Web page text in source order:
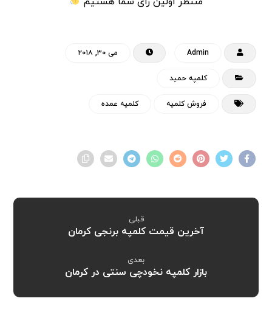
Admin می ۳۰, ۲۰۱۸
کلمپه حمید
فروش کلمپه کلمپه عمده
قبلی
آخرین قیمت کلمپه برنجی کرمان
بعدی
بازار کلمپه نخودچی سنتی در کرمان